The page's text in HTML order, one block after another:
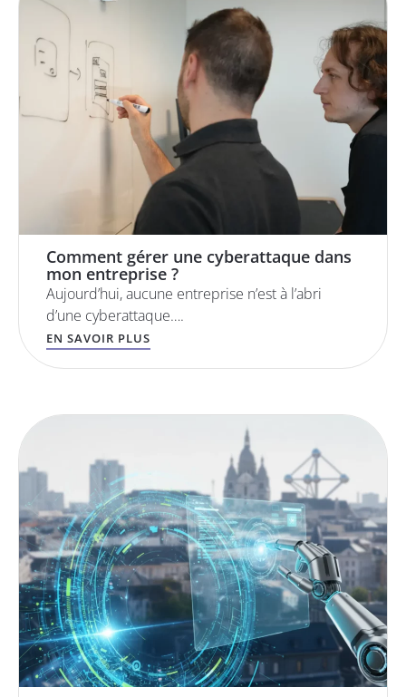
Comment gérer une cyberattaque dans
mon entreprise ?
Aujourd’hui, aucune entreprise n’est à l’abri
d’une cyberattaque….
EN SAVOIR PLUS